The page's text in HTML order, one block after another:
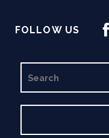
FOLLOW US
尋